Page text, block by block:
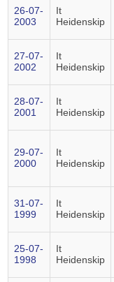
26-07-
2003
It
Heidenskip
27-07-
2002
It
Heidenskip
28-07-
2001
It
Heidenskip
29-07-
2000
It
Heidenskip
31-07-
1999
It
Heidenskip
25-07-
1998
It
Heidenskip